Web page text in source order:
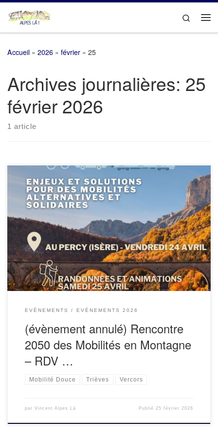
Passer au contenu
Search
Accueil » 2026 » février » 25
Archives journalières: 25
février 2026
1 article
Crédit Photo : Pierre Jayet Les associations Alpes Là
et Amel Humacoop et leurs partenaires vous invitent à
participer à la Rencontre 2050 des Mobilités en Montagne
prévue les 24-25 avril dans le Trièves. […]
EVÈNEMENTS EVÈNEMENTS 2026
(évènement annulé) Rencontre
2050 des Mobilités en Montagne
– RDV …
Mobilité Douce Trièves Vercors
par Vincent Alpes Là Publié 25 février 2026